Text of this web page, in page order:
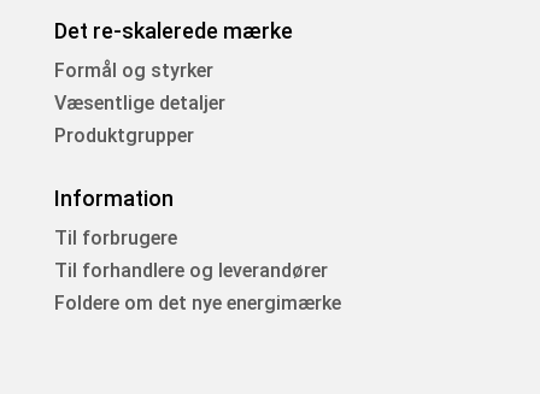
Det re-skalerede mærke
Formål og styrker
Væsentlige detaljer
Produktgrupper
Information
Til forbrugere
Til forhandlere og leverandører
Foldere om det nye energimærke